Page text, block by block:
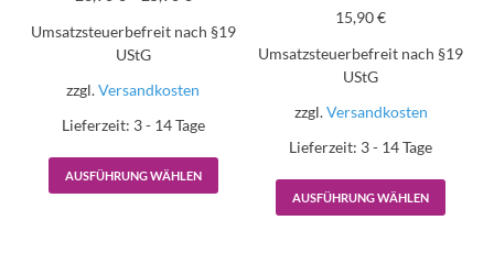
Umsatzsteuerbefreit nach §19
UStG
zzgl.Versandkosten
Lieferzeit: 3 - 14 Tage
AUSFÜHRUNG WÄHLEN
15,90€
Umsatzsteuerbefreit nach §19
UStG
zzgl.Versandkosten
Lieferzeit: 3 - 14 Tage
AUSFÜHRUNG WÄHLEN